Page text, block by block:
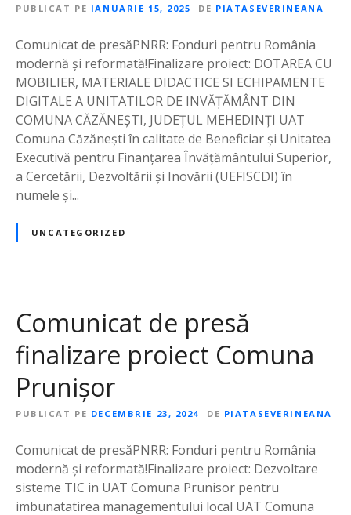
PUBLICAT PE IANUARIE 15, 2025 DE PIATASEVERINEANA
Comunicat de presăPNRR: Fonduri pentru România
modernă și reformată!Finalizare proiect: DOTAREA CU
MOBILIER, MATERIALE DIDACTICE SI ECHIPAMENTE
DIGITALE A UNITATILOR DE INVĂȚĂMÂNT DIN
COMUNA CĂZĂNEȘTI, JUDEȚUL MEHEDINȚI UAT
Comuna Căzănești în calitate de Beneficiar și Unitatea
Executivă pentru Finanțarea Învățământului Superior,
a Cercetării, Dezvoltării și Inovării (UEFISCDI) în
numele și...
UNCATEGORIZED
Comunicat de presă
finalizare proiect Comuna
Prunișor
PUBLICAT PE DECEMBRIE 23, 2024 DE PIATASEVERINEANA
Comunicat de presăPNRR: Fonduri pentru România
modernă și reformată!Finalizare proiect: Dezvoltare
sisteme TIC in UAT Comuna Prunisor pentru
imbunatatirea managementului local UAT Comuna